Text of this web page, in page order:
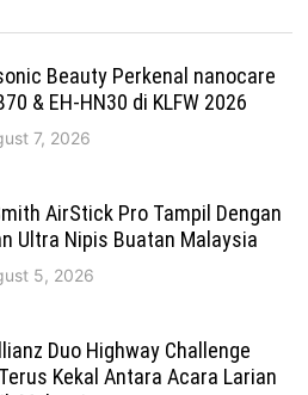
Beauty Perkenal nanocare
& EH-HN30 di KLFW 2026
7, 2026
AirStick Pro Tampil Dengan
Ultra Nipis Buatan Malaysia
5, 2026
Duo Highway Challenge
Kekal Antara Acara Larian